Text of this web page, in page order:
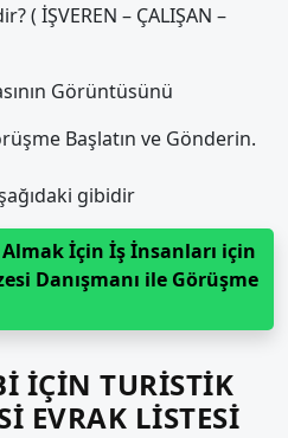
( İŞVEREN – ÇALIŞAN –
Görüntüsünü
Başlatın ve Gönderin.
gibidir
İçin İş İnsanları için
Danışmanı ile Görüşme
İÇİN TURİSTİK
EVRAK LİSTESİ